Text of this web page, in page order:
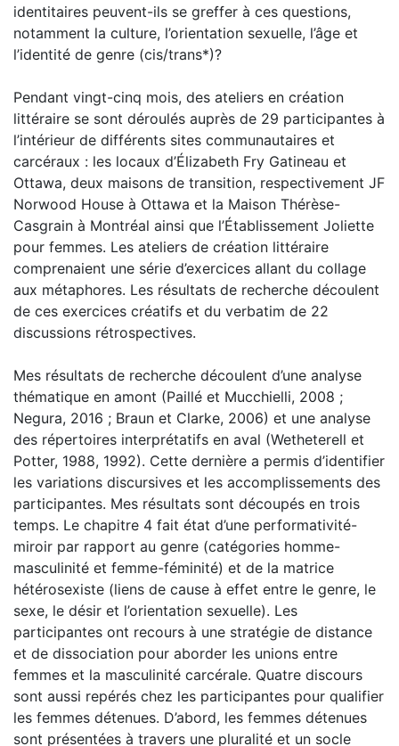
identitaires peuvent-ils se greffer à ces questions,
notamment la culture, l’orientation sexuelle, l’âge et
l’identité de genre (cis/trans*)?
Pendant vingt-cinq mois, des ateliers en création
littéraire se sont déroulés auprès de 29 participantes à
l’intérieur de différents sites communautaires et
carcéraux : les locaux d’Élizabeth Fry Gatineau et
Ottawa, deux maisons de transition, respectivement JF
Norwood House à Ottawa et la Maison Thérèse-
Casgrain à Montréal ainsi que l’Établissement Joliette
pour femmes. Les ateliers de création littéraire
comprenaient une série d’exercices allant du collage
aux métaphores. Les résultats de recherche découlent
de ces exercices créatifs et du verbatim de 22
discussions rétrospectives.
Mes résultats de recherche découlent d’une analyse
thématique en amont (Paillé et Mucchielli, 2008 ;
Negura, 2016 ; Braun et Clarke, 2006) et une analyse
des répertoires interprétatifs en aval (Wetheterell et
Potter, 1988, 1992). Cette dernière a permis d’identifier
les variations discursives et les accomplissements des
participantes. Mes résultats sont découpés en trois
temps. Le chapitre 4 fait état d’une performativité-
miroir par rapport au genre (catégories homme-
masculinité et femme-féminité) et de la matrice
hétérosexiste (liens de cause à effet entre le genre, le
sexe, le désir et l’orientation sexuelle). Les
participantes ont recours à une stratégie de distance
et de dissociation pour aborder les unions entre
femmes et la masculinité carcérale. Quatre discours
sont aussi repérés chez les participantes pour qualifier
les femmes détenues. D’abord, les femmes détenues
sont présentées à travers une pluralité et un socle